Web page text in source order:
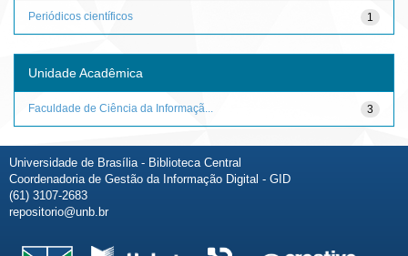
1
Periódicos científicos
Unidade Acadêmica
3
Faculdade de Ciência da Informaçã...
Universidade de Brasília - Biblioteca Central
Coordenadoria de Gestão da Informação Digital - GID
(61) 3107-2683
repositorio@unb.br